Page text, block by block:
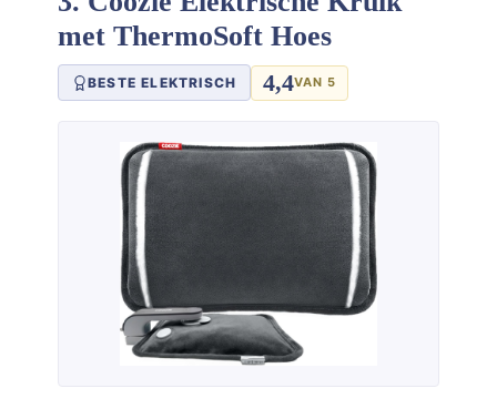
met ThermoSoft Hoes
BESTE ELEKTRISCH 4,4VAN 5